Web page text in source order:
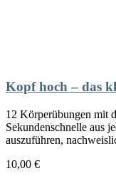
Kopf hoch – das
12 Körperübungen mit
Sekundenschnelle aus
auszuführen,
10,00 €